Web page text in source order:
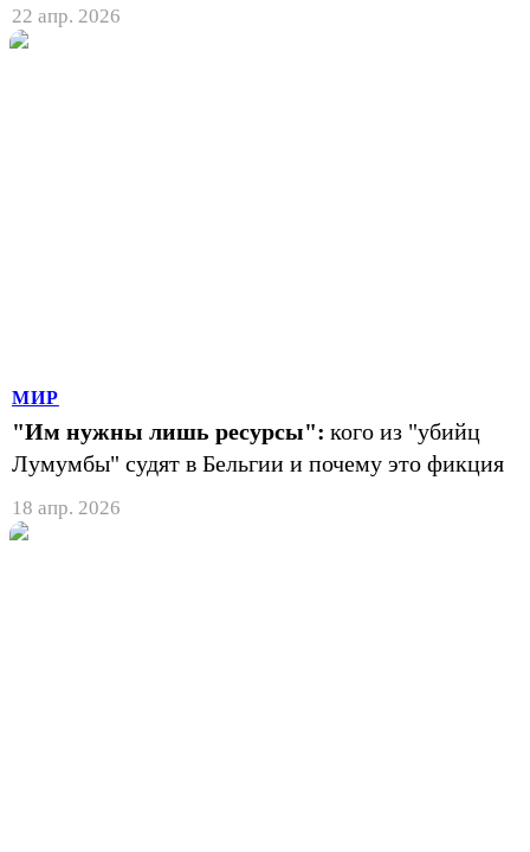
22 апр. 2026
МИР
"Им нужны лишь ресурсы": кого из "убийц
Лумумбы" судят в Бельгии и почему это фикция
18 апр. 2026